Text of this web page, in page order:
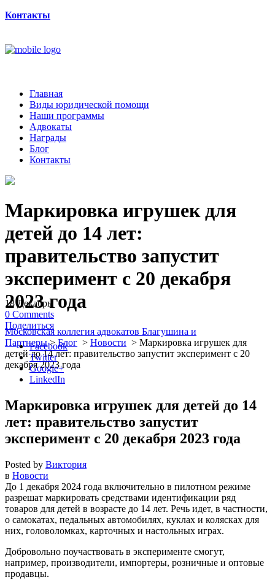
Контакты
Главная
Виды юридической помощи
Наши программы
Адвокаты
Награды
Блог
Контакты
Маркировка игрушек для
детей до 14 лет:
правительство запустит
эксперимент с 20 декабря
2023 года
Московская коллегия адвокатов Благушина и
Партнеры>Блог > Новости > Маркировка игрушек для
детей до 14 лет: правительство запустит эксперимент с 20
декабря 2023 года
18 Декабрь
0 Comments
Поделиться
Facebook
Twitter
Google+
LinkedIn
Маркировка игрушек для детей до 14
лет: правительство запустит
эксперимент с 20 декабря 2023 года
Posted by Виктория
в Новости
До 1 декабря 2024 года включительно в пилотном режиме
разрешат маркировать средствами идентификации ряд
товаров для детей в возрасте до 14 лет. Речь идет, в частности,
о самокатах, педальных автомобилях, куклах и колясках для
них, головоломках, карточных и настольных играх.
Добровольно поучаствовать в эксперименте смогут,
например, производители, импортеры, розничные и оптовые
продавцы.